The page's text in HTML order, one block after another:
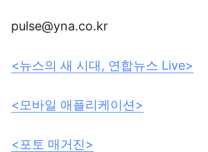
pulse@yna.co.kr
<뉴스의 새 시대, 연합뉴스 Live>
<모바일 애플리케이션>
<포토 매거진>